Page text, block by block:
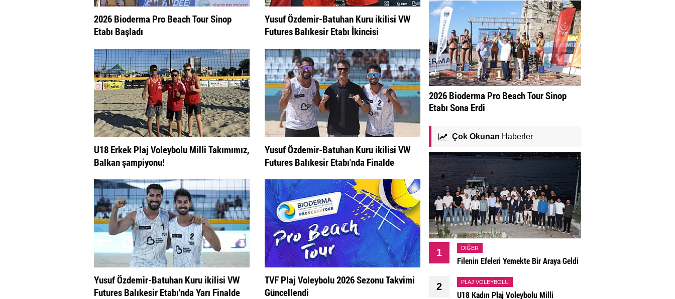
2026 Bioderma Pro Beach Tour Sinop
Etabı Başladı
Yusuf Özdemir-Batuhan Kuru ikilisi VW
Futures Balıkesir Etabı İkincisi
U18 Erkek Plaj Voleybolu Milli Takımımız,
Balkan şampiyonu!
Yusuf Özdemir-Batuhan Kuru ikilisi VW
Futures Balıkesir Etabı'nda Finalde
Yusuf Özdemir-Batuhan Kuru ikilisi VW
Futures Balıkesir Etabı'nda Yarı Finalde
TVF Plaj Voleybolu 2026 Sezonu Takvimi
Güncellendi
2026 Bioderma Pro Beach Tour Sinop
Etabı Sona Erdi
Çok Okunan Haberler
1 DIĞER
Filenin Efeleri Yemekte Bir Araya Geldi
2 PLAJ VOLEYBOLU
U18 Kadın Plaj Voleybolu Milli